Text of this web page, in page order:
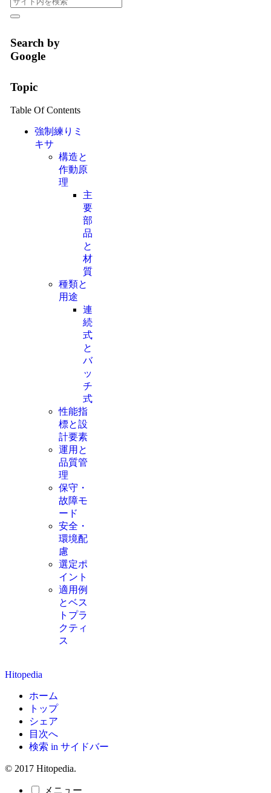
Search by
Google
Topic
Table Of Contents
強制練りミ
キサ
構造と
作動原
理
主
要
部
品
と
材
質
種類と
用途
連
続
式
と
バ
ッ
チ
式
性能指
標と設
計要素
運用と
品質管
理
保守・
故障モ
ード
安全・
環境配
慮
選定ポ
イント
適用例
とベス
トプラ
クティ
ス
Hitopedia
ホーム
トップ
シェア
目次へ
検索 in サイドバー
© 2017 Hitopedia.
メニュー